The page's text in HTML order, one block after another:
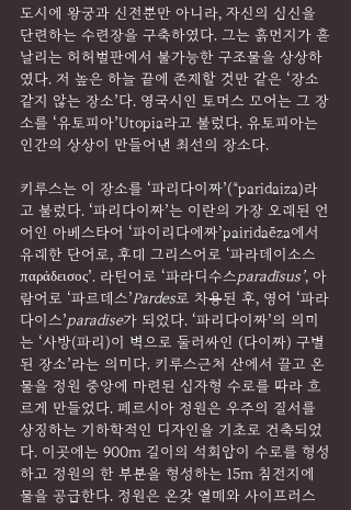
도시에 왕궁과 신전뿐만 아니라, 자신의 심신을
단련하는 수련장을 구축하였다. 그는 흙먼지가 흩
날리는 허허벌판에서 불가능한 구조물을 상상하
였다. 저 높은 하늘 끝에 존재할 것만 같은 ‘장소
같지 않는 장소’다. 영국시인 토머스 모어는 그 장
소를 ‘유토피아’Utopia라고 불렀다. 유토피아는
인간의 상상이 만들어낸 최선의 장소다.
키루스는 이 장소를 ‘파리다이짜’(*paridaiza)라
고 불렀다. ‘파리다이짜’는 이란의 가장 오래된 언
어인 아베스타어 ‘파이리다에짜’pairidaēza에서
유래한 단어로, 후대 그리스어로 ‘파라데이소스
παράδεισος’. 라틴어로 ‘파라디수스paradīsus’, 아
람어로 ‘파르데스’Pardes로 차용된 후, 영어 ‘파라
다이스’paradise가 되었다. ‘파리다이짜’의 의미
는 ‘사방(파리)이 벽으로 둘러싸인 (다이짜) 구별
된 장소’라는 의미다. 키루스근처 산에서 끌고 온
물을 정원 중앙에 마련된 십자형 수로를 따라 흐
르게 만들었다. 페르시아 정원은 우주의 질서를
상징하는 기하학적인 디자인을 기초로 건축되었
다. 이곳에는 900m 길이의 석회암이 수로를 형성
하고 정원의 한 부분을 형성하는 15m 침전지에
물을 공급한다. 정원은 온갖 열매와 사이프러스